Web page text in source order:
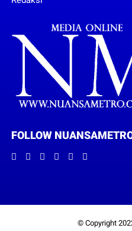
FOLLOW
© Copyright